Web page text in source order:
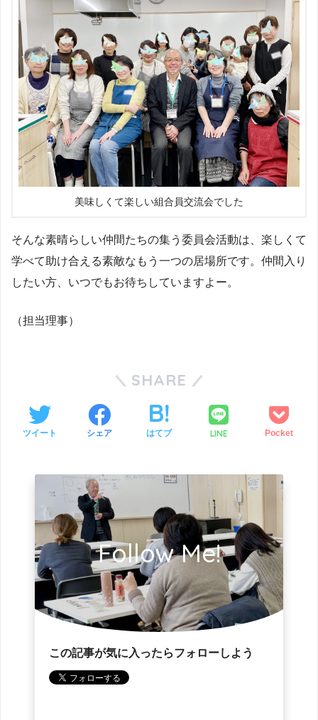
美味しくて楽しい組合員交流会でした
そんな素晴らしい仲間たちの集う委員会活動は、楽しくて
学べて助け合える素敵なもう一つの居場所です。仲間入り
したい方、いつでもお待ちしていますよー。
（担当理事）
SHARE
ツイート シェア はてブ LINE Pocket
Follow Me!
この記事が気に入ったらフォローしよう